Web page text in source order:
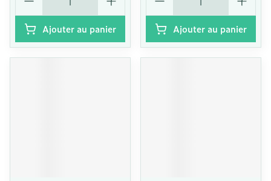
Ajouter au panier Ajouter au panier